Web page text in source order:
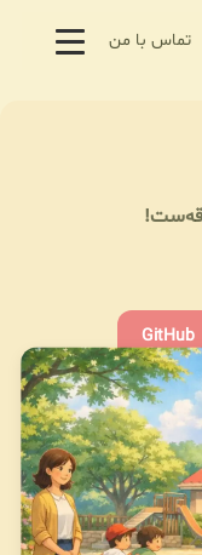
تماس با من
GitHub